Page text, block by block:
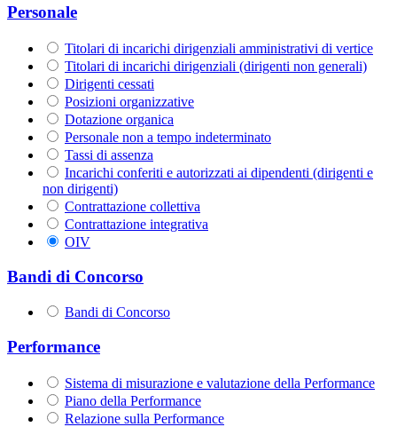
Personale
Titolari di incarichi dirigenziali amministrativi di vertice
Titolari di incarichi dirigenziali (dirigenti non generali)
Dirigenti cessati
Posizioni organizzative
Dotazione organica
Personale non a tempo indeterminato
Tassi di assenza
Incarichi conferiti e autorizzati ai dipendenti (dirigenti e
non dirigenti)
Contrattazione collettiva
Contrattazione integrativa
OIV
Bandi di Concorso
Bandi di Concorso
Performance
Sistema di misurazione e valutazione della Performance
Piano della Performance
Relazione sulla Performance